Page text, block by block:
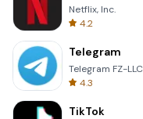
Netflix, Inc.
4.2
Telegram
Telegram FZ-LLC
4.3
TikTok